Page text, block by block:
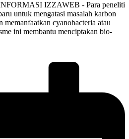
IZZAWEB - Para peneliti
untuk mengatasi masalah karbon
memanfaatkan cyanobacteria atau
ini membantu menciptakan bio-